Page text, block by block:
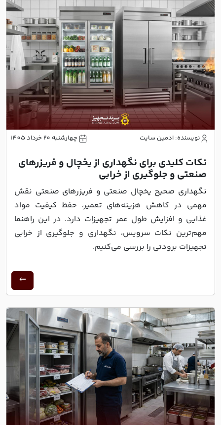
نویسنده: ادمین سایت چهارشنبه 20 خرداد 1405
نکات کلیدی برای نگهداری از یخچال و فریزر‌های
صنعتی و جلوگیری از خرابی
نگهداری صحیح یخچال صنعتی و فریزر‌های صنعتی نقش
مهمی در کاهش هزینه‌های تعمیر، حفظ کیفیت مواد
غذایی و افزایش طول عمر تجهیزات دارد. در این راهنما
مهم‌ترین نکات سرویس، نگهداری و جلوگیری از خرابی
تجهیزات برودتی را بررسی می‌کنیم.